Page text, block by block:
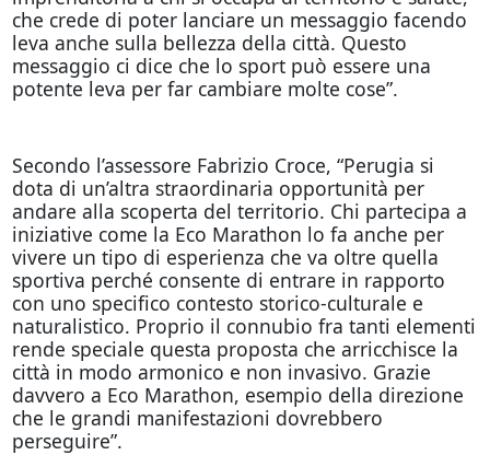
che crede di poter lanciare un messaggio facendo
leva anche sulla bellezza della città. Questo
messaggio ci dice che lo sport può essere una
potente leva per far cambiare molte cose”.
Secondo l’assessore Fabrizio Croce, “Perugia si
dota di un’altra straordinaria opportunità per
andare alla scoperta del territorio. Chi partecipa a
iniziative come la Eco Marathon lo fa anche per
vivere un tipo di esperienza che va oltre quella
sportiva perché consente di entrare in rapporto
con uno specifico contesto storico-culturale e
naturalistico. Proprio il connubio fra tanti elementi
rende speciale questa proposta che arricchisce la
città in modo armonico e non invasivo. Grazie
davvero a Eco Marathon, esempio della direzione
che le grandi manifestazioni dovrebbero
perseguire”.